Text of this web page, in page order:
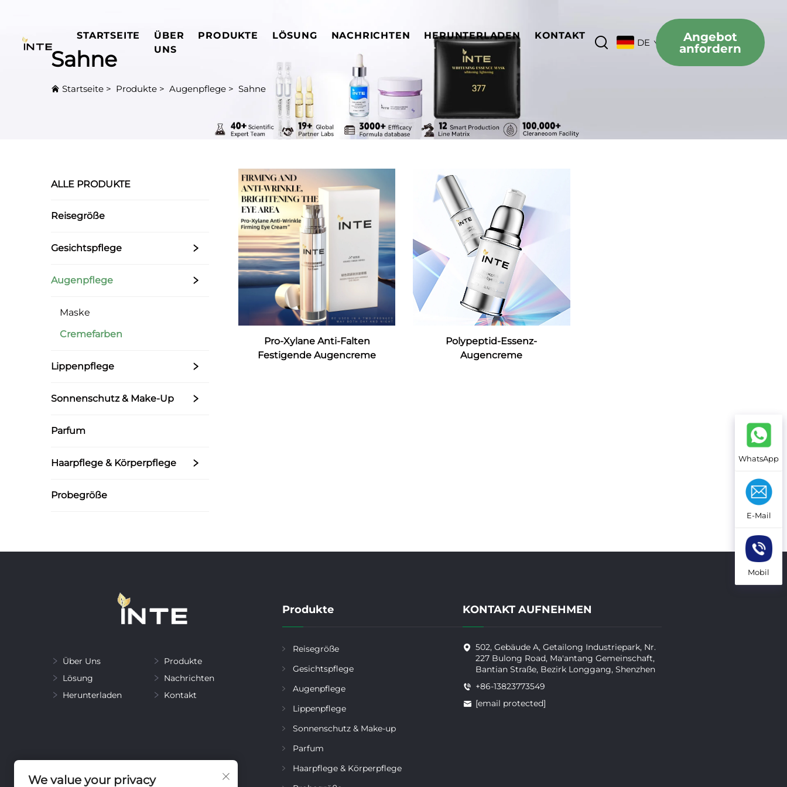
STARTSEITE
ÜBER
UNS
PRODUKTE LÖSUNG NACHRICHTEN HERUNTERLADEN KONTAKT
DE
Angebot
anfordern
Sahne
Startseite > Produkte > Augenpflege > Sahne
ALLE PRODUKTE
Reisegröße
Gesichtspflege
Augenpflege
Maske
Cremefarben
Lippenpflege
Sonnenschutz & Make-Up
Parfum
Haarpflege & Körperpflege
Probegröße
Pro-Xylane Anti-Falten
Festigende Augencreme
Polypeptid-Essenz-
Augencreme
WhatsApp
E-Mail
Mobil
Über Uns
Produkte
Lösung
Nachrichten
Herunterladen
Kontakt
Produkte
Reisegröße
Gesichtspflege
Augenpflege
Lippenpflege
Sonnenschutz & Make-up
Parfum
Haarpflege & Körperpflege
KONTAKT AUFNEHMEN
502, Gebäude A, Getailong Industriepark, Nr.
227 Bulong Road, Ma'antang Gemeinschaft,
Bantian Straße, Bezirk Longgang, Shenzhen
+86-13823773549
[email protected]
We value your privacy